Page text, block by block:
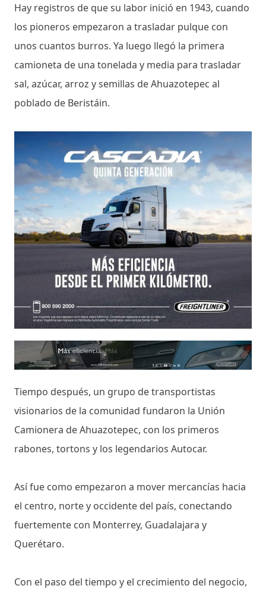
Hay registros de que su labor inició en 1943, cuando
los pioneros empezaron a trasladar pulque con
unos cuantos burros. Ya luego llegó la primera
camioneta de una tonelada y media para trasladar
sal, azúcar, arroz y semillas de Ahuazotepec al
poblado de Beristáin.
Tiempo después, un grupo de transportistas
visionarios de la comunidad fundaron la Unión
Camionera de Ahuazotepec, con los primeros
rabones, tortons y los legendarios Autocar.
Así fue como empezaron a mover mercancías hacia
el centro, norte y occidente del país, conectando
fuertemente con Monterrey, Guadalajara y
Querétaro.
Con el paso del tiempo y el crecimiento del negocio,